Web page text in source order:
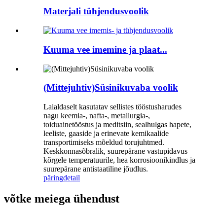
Materjali tühjendusvoolik
Kuuma vee imemine ja plaat...
(Mittejuhtiv)Süsinikuvaba voolik
Laialdaselt kasutatav sellistes tööstusharudes
nagu keemia-, nafta-, metallurgia-,
toiduainetööstus ja meditsiin, sealhulgas hapete,
leeliste, gaaside ja erinevate kemikaalide
transportimiseks mõeldud torujuhtmed.
Keskkonnasõbralik, suurepärane vastupidavus
kõrgele temperatuurile, hea korrosioonikindlus ja
suurepärane antistaatiline jõudlus.
päringdetail
võtke meiega ühendust